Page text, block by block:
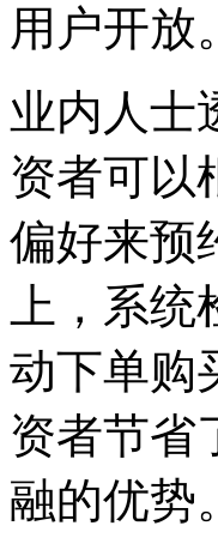
用户开放。
业内人士
资者可以
偏好来预
上，系
动下单购
资者节省
融的优势。